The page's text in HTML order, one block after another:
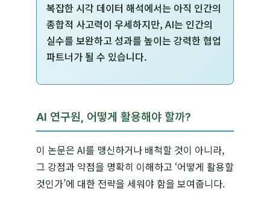
복잡한 시각 데이터 해석에서는 아직 인간의
종합적 사고력이 우세하지만, AI는 인간의
실수를 보완하고 성과를 높이는 강력한 협업
파트너가 될 수 있습니다.
AI 연구원, 어떻게 활용해야 할까?
이 논문은 AI를 맹신하거나 배척할 것이 아니라,
그 강점과 약점을 명확히 이해하고 ‘어떻게 활용할
것인가’에 대한 전략을 세워야 함을 보여줍니다.